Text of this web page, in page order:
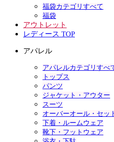
福袋カテゴリすべて
福袋
アウトレット
レディース TOP
アパレル
アパレルカテゴリすべ
トップス
パンツ
ジャケット・アウター
スーツ
オーバーオール・セッ
下着・ルームウェア
靴下・フットウェア